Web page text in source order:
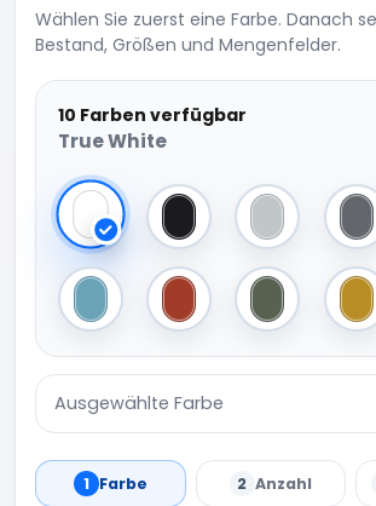
Wählen Sie zuerst eine Farbe. Danach
Bestand, Größen und Mengenfelder.
10 Farben verfügbar
True White
True White Very Black Light Grey
Jeans Blue Brick Red Army Green
Ausgewählte Farbe
1 Farbe 2 Anzahl